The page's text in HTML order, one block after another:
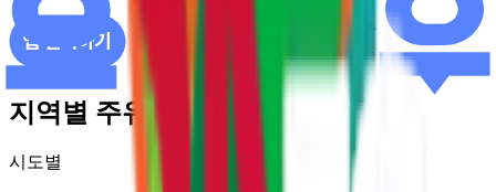
지역별 주유소 가격 정보
시도별